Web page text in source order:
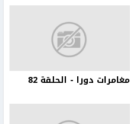
مغامرات دورا - الحلقة 82